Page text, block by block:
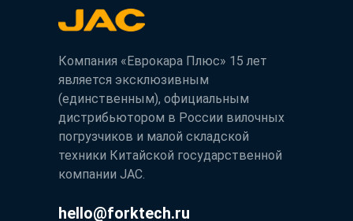
Компания «Еврокара Плюс» 15 лет
является эксклюзивным
(единственным), официальным
дистрибьютором в России вилочных
погрузчиков и малой складской
техники Китайской государственной
компании JAC.
hello@forktech.ru